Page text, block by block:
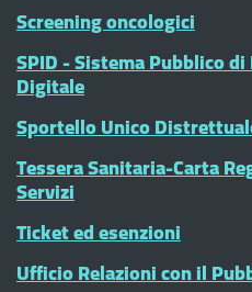
Screening oncologici
SPID - Sistema Pubblico
Digitale
Sportello Unico
Tessera Sanitaria-Carta
Servizi
Ticket ed esenzioni
Ufficio Relazioni con il